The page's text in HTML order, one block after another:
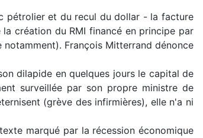
pétrolier et du recul du dollar - la facture
création du RMI financé en principe par
François Mitterrand dénonce
dilapide en quelques jours le capital de
surveillée par son propre ministre de
(grève des infirmières), elle n'a ni
marqué par la récession économique